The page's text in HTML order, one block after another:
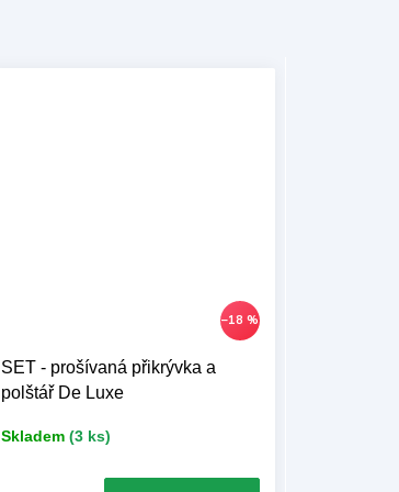
–18 %
SET - prošívaná přikrývka a
polštář De Luxe
Skladem (3 ks)